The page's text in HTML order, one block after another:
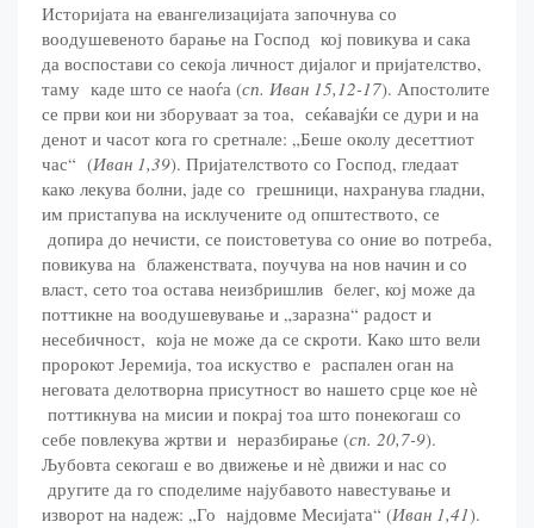
Историјата на евангелизацијата започнува со
воодушевеното барање на Господ кој повикува и сака
да воспостави со секоја личност дијалог и пријателство,
таму каде што се наоѓа (сп. Иван 15,12-17). Апостолите
се први кои ни зборуваат за тоа, сеќавајќи се дури и на
денот и часот кога го сретнале: „Беше околу десеттиот
час“ (Иван 1,39). Пријателството со Господ, гледаат
како лекува болни, јаде со грешници, нахранува гладни,
им пристапува на исклучените од општеството, се
допира до нечисти, се поистоветува со оние во потреба,
повикува на блаженствата, поучува на нов начин и со
власт, сето тоа остава неизбришлив белег, кој може да
поттикне на воодушевување и „заразна“ радост и
несебичност, која не може да се скроти. Како што вели
пророкот Јеремија, тоа искуство е распален оган на
неговата делотворна присутност во нашето срце кое нѐ
поттикнува на мисии и покрај тоа што понекогаш со
себе повлекува жртви и неразбирање (сп. 20,7-9).
Љубовта секогаш е во движење и нѐ движи и нас со
другите да го споделиме најубавото навестување и
изворот на надеж: „Го најдовме Месијата“ (Иван 1,41).